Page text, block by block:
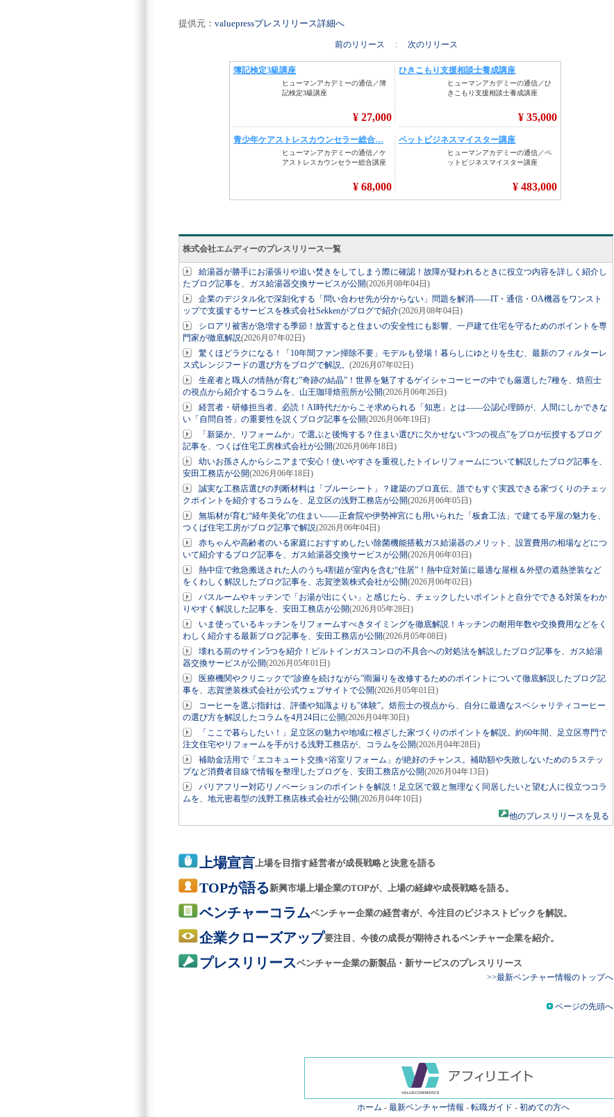
提供元： valuepressプレスリリース詳細へ
前のリリース : 次のリリース
株式会社エムディーのプレスリリース一覧
給湯器が勝手にお湯張りや追い焚きをしてしまう際に確認！故障が疑われるときに役立つ内容を詳しく紹介し
たブログ記事を、ガス給湯器交換サービスが公開(2026月08年04日)
企業のデジタル化で深刻化する「問い合わせ先が分からない」問題を解消――IT・通信・OA機器をワンスト
ップで支援するサービスを株式会社Sekkenがブログで紹介(2026月08年04日)
シロアリ被害が急増する季節！放置すると住まいの安全性にも影響、一戸建て住宅を守るためのポイントを専
門家が徹底解説(2026月07年02日)
驚くほどラクになる！「10年間ファン掃除不要」モデルも登場！暮らしにゆとりを生む、最新のフィルターレ
ス式レンジフードの選び方をブログで解説。 (2026月07年02日)
生産者と職人の情熱が育む”奇跡の結晶”！世界を魅了するゲイシャコーヒーの中でも厳選した7種を、焙煎士
の視点から紹介するコラムを、山王珈琲焙煎所が公開(2026月06年26日)
経営者・研修担当者、必読！AI時代だからこそ求められる「知恵」とは――公認心理師が、人間にしかできな
い「自問自答」の重要性を説くブログ記事を公開(2026月06年19日)
「新築か、リフォームか」で選ぶと後悔する？住まい選びに欠かせない“3つの視点”をプロが伝授するブログ
記事を、つくば住宅工房株式会社が公開(2026月06年18日)
幼いお孫さんからシニアまで安心！使いやすさを重視したトイレリフォームについて解説したブログ記事を、
安田工務店が公開(2026月06年18日)
誠実な工務店選びの判断材料は「ブルーシート」？建築のプロ直伝、誰でもすぐ実践できる家づくりのチェッ
クポイントを紹介するコラムを、足立区の浅野工務店が公開(2026月06年05日)
無垢材が育む“経年美化”の住まい――正倉院や伊勢神宮にも用いられた「板倉工法」で建てる平屋の魅力を、
つくば住宅工房がブログ記事で解説(2026月06年04日)
赤ちゃんや高齢者のいる家庭におすすめしたい除菌機能搭載ガス給湯器のメリット、設置費用の相場などにつ
いて紹介するブログ記事を、ガス給湯器交換サービスが公開(2026月06年03日)
熱中症で救急搬送された人のうち4割超が室内を含む“住居”！熱中症対策に最適な屋根＆外壁の遮熱塗装など
をくわしく解説したブログ記事を、志賀塗装株式会社が公開(2026月06年02日)
バスルームやキッチンで「お湯が出にくい」と感じたら、チェックしたいポイントと自分でできる対策をわか
りやすく解説した記事を、安田工務店が公開(2026月05年28日)
いま使っているキッチンをリフォームすべきタイミングを徹底解説！キッチンの耐用年数や交換費用などをく
わしく紹介する最新ブログ記事を、安田工務店が公開(2026月05年08日)
壊れる前のサイン5つを紹介！ビルトインガスコンロの不具合への対処法を解説したブログ記事を、ガス給湯
器交換サービスが公開(2026月05年01日)
医療機関やクリニックで“診療を続けながら”雨漏りを改修するためのポイントについて徹底解説したブログ記
事を、志賀塗装株式会社が公式ウェブサイトで公開(2026月05年01日)
コーヒーを選ぶ指針は、評価や知識よりも”体験”。焙煎士の視点から、自分に最適なスペシャリティコーヒー
の選び方を解説したコラムを4月24日に公開(2026月04年30日)
「ここで暮らしたい！」足立区の魅力や地域に根ざした家づくりのポイントを解説。約60年間、足立区専門で
注文住宅やリフォームを手がける浅野工務店が、コラムを公開(2026月04年28日)
補助金活用で「エコキュート交換×浴室リフォーム」が絶好のチャンス。補助額や失敗しないための５ステッ
プなど消費者目線で情報を整理したブログを、安田工務店が公開(2026月04年13日)
バリアフリー対応リノベーションのポイントを解説！足立区で親と無理なく同居したいと望む人に役立つコラ
ムを、地元密着型の浅野工務店株式会社が公開(2026月04年10日)
他のプレスリリースを見る
上場宣言上場を目指す経営者が成長戦略と決意を語る
TOPが語る新興市場上場企業のTOPが、上場の経緯や成長戦略を語る。
ベンチャーコラムベンチャー企業の経営者が、今注目のビジネストピックを解説。
企業クローズアップ要注目、今後の成長が期待されるベンチャー企業を紹介。
プレスリリースベンチャー企業の新製品・新サービスのプレスリリース
>>最新ベンチャー情報のトップへ
ページの先頭へ
ホーム - 最新ベンチャー情報 - 転職ガイド - 初めての方へ